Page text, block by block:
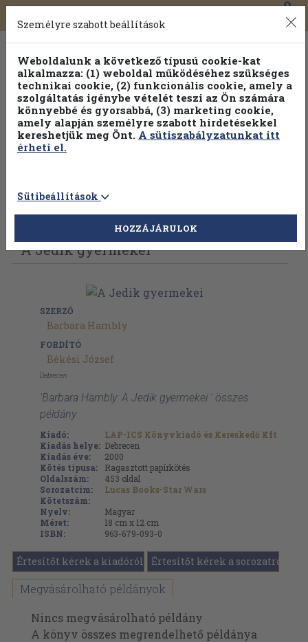
Toggle
navigation
0
Válogasson több mint 30 000 kötet közül
Hobbi témakörökben20% kedvezménnyel!
Vissza az előző oldalra Válasszon példányt
A Jedik gyermekei
SZERZŐ
Barbara Hambly
FORDÍTÓ
Békési József
Debrecen
'Barbara Hambly: A Jedik gyermekei ' összes
példány
Kiadó:
LAP-ICS Könyvkiadó és Kereskedő Kft
Kiadás helye: Debrecen
Kiadás éve:
2000
Kötés típusa:
Ragasztott papírkötés
Oldalszám:
453 oldal
Sorozatcím:
Lucas Books-Star Wars
Kötetszám:
Nyelv:
Magyar
Méret:
18 cm x 12 cm
ISBN:
963-679-093-0
Értesítőt kérek a kiadóról Értesítőt kérek a sorozatról
Megvásárolható példányok
Nincs megvásárolható példány
A könyv összes megrendelhető példánya
Személyre szabott beállítások
Weboldalunk a következő típusú cookie-kat
alkalmazza: (1) weboldal működéséhez szükséges
technikai cookie, (2) funkcionális cookie, amely a
szolgáltatás igénybe vételét teszi az Ön számára
könnyebbé és gyorsabbá, (3) marketing cookie,
amely alapján személyre szabott hirdetésekkel
kereshetjük meg Önt. A sütiszabályzatunkat itt
érheti el.
Sütibeállítások
HOZZÁJÁRULOK